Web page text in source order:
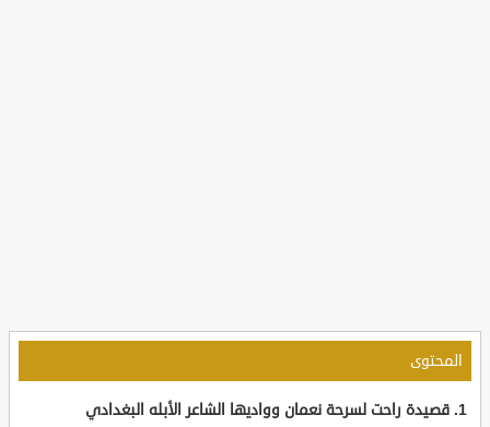
المحتوى
قصيدة راحت لسرحة نعمان وواديها الشاعر الأبله البغدادي